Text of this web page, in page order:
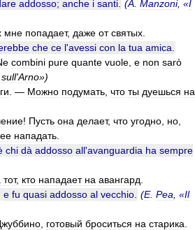
addosso; anche i santi (A Manzoni, «I
мне попадает, даже от святых
che ce l'avessi con la tua amica
combini pure quante vuole e non sarò
sull'Arno»)
. — Можно подумать что ты дуешься на
! Пусть она делает, что угодно но
нападать
chi dà addosso all'avanguardia ha sempre
тот, кто нападает на авангард
e fu quasi addosso al vecchio (E. Pea , «Il
готовый броситься на старика